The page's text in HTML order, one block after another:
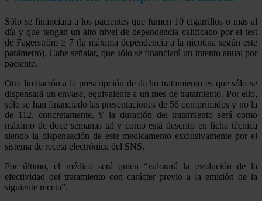
Sólo se financiará a los pacientes que fumen 10 cigarrillos o más al
día y que tengan un alto nivel de dependencia calificado por el test
de Fagerström ≥ 7 (la máxima dependencia a la nicotina según este
parámetro). Cabe señalar, que sólo se financiará un intento anual por
paciente.
Otra limitación a la prescripción de dicho tratamiento es que sólo se
dispensará un envase, equivalente a un mes de tratamiento. Por ello,
sólo se han financiado las presentaciones de 56 comprimidos y no la
de 112, concretamente. Y la duración del tratamiento será como
máximo de doce semanas tal y como está descrito en ficha técnica
siendo la dispensación de este medicamento exclusivamente por el
sistema de receta electrónica del SNS.
Por último, el médico será quien “valorará la evolución de la
efectividad del tratamiento con carácter previo a la emisión de la
siguiente receta”.